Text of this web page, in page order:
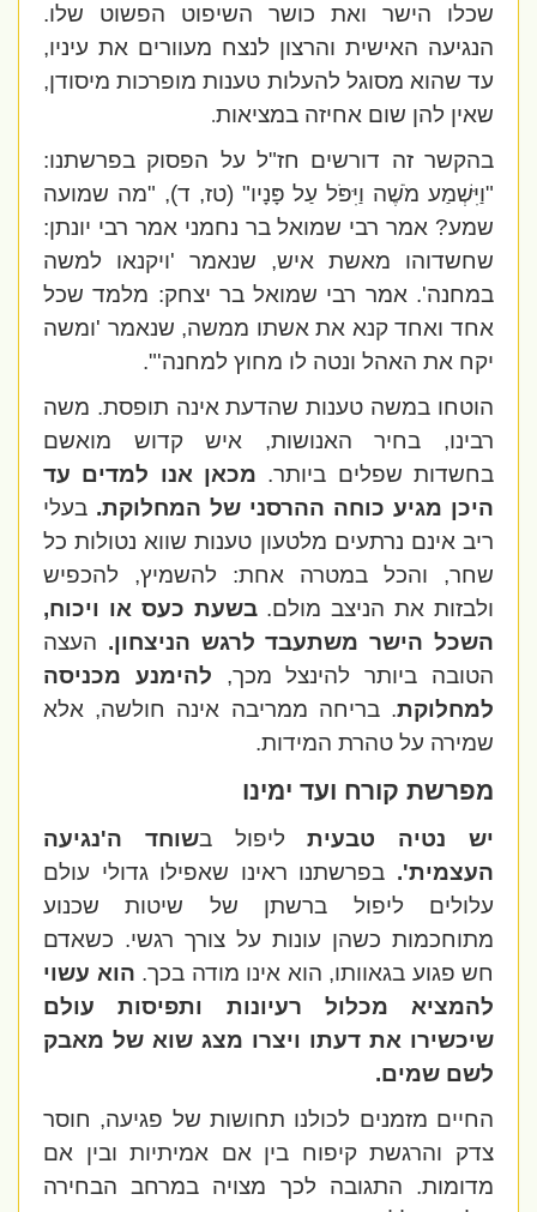
שכלו הישר ואת כושר השיפוט הפשוט שלו.
הנגיעה האישית והרצון לנצח מעוורים את עיניו,
עד שהוא מסוגל להעלות טענות מופרכות מיסודן,
שאין להן שום אחיזה במציאות.
בהקשר זה דורשים חז"ל על הפסוק בפרשתנו:
"וַיִּשְׁמַע מֹשֶׁה וַיִּפֹּל עַל פָּנָיו" (טז, ד), "מה שמועה
שמע? אמר רבי שמואל בר נחמני אמר רבי יונתן:
שחשדוהו מאשת איש, שנאמר 'ויקנאו למשה
במחנה'. אמר רבי שמואל בר יצחק: מלמד שכל
אחד ואחד קנא את אשתו ממשה, שנאמר 'ומשה
יקח את האהל ונטה לו מחוץ למחנה'".
הוטחו במשה טענות שהדעת אינה תופסת. משה
רבינו, בחיר האנושות, איש קדוש מואשם
בחשדות שפלים ביותר.מכאן אנו למדים עד
היכן מגיע כוחה ההרסני של המחלוקת.בעלי
ריב אינם נרתעים מלטעון טענות שווא נטולות כל
שחר, והכל במטרה אחת: להשמיץ, להכפיש
ולבזות את הניצב מולם.בשעת כעס או ויכוח,
השכל הישר משתעבד לרגש הניצחון.העצה
הטובה ביותר להינצל מכך,להימנע מכניסה
למחלוקת. בריחה ממריבה אינה חולשה, אלא
שמירה על טהרת המידות.
מפרשת קורח ועד ימינו
יש נטיה טבעית ליפול ב
שוחד ה'נגיעה
העצמית'.בפרשתנו ראינו שאפילו גדולי עולם
עלולים ליפול ברשתן של שיטות שכנוע
מתוחכמות כשהן עונות על צורך רגשי. כשאדם
חש פגוע בגאוותו, הוא אינו מודה בכך.הוא עשוי
להמציא מכלול רעיונות ותפיסות עולם
שיכשירו את דעתו ויצרו מצג שוא של מאבק
לשם שמים.
החיים מזמנים לכולנו תחושות של פגיעה, חוסר
צדק והרגשת קיפוח בין אם אמיתיות ובין אם
מדומות. התגובה לכך מצויה במרחב הבחירה